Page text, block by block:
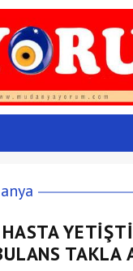
TAKLA